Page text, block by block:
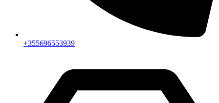
+355696553939